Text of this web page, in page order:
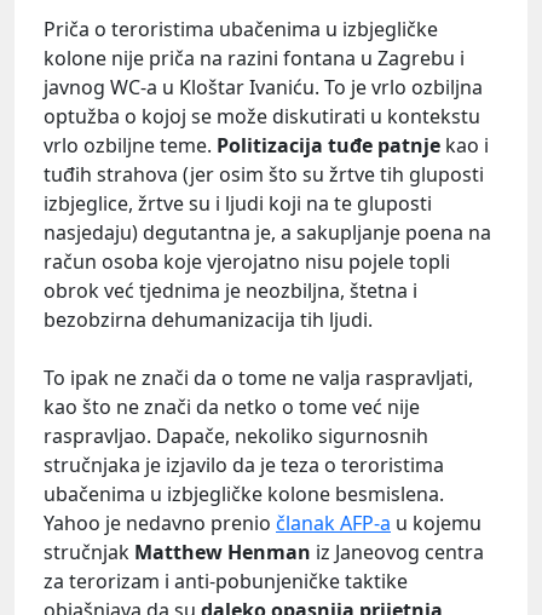
Priča o teroristima ubačenima u izbjegličke
kolone nije priča na razini fontana u Zagrebu i
javnog WC-a u Kloštar Ivaniću. To je vrlo ozbiljna
optužba o kojoj se može diskutirati u kontekstu
vrlo ozbiljne teme. Politizacija tuđe patnje kao i
tuđih strahova (jer osim što su žrtve tih gluposti
izbjeglice, žrtve su i ljudi koji na te gluposti
nasjedaju) degutantna je, a sakupljanje poena na
račun osoba koje vjerojatno nisu pojele topli
obrok već tjednima je neozbiljna, štetna i
bezobzirna dehumanizacija tih ljudi.
To ipak ne znači da o tome ne valja raspravljati,
kao što ne znači da netko o tome već nije
raspravljao. Dapače, nekoliko sigurnosnih
stručnjaka je izjavilo da je teza o teroristima
ubačenima u izbjegličke kolone besmislena.
Yahoo je nedavno prenio članak AFP-a u kojemu
stručnjak Matthew Henman iz Janeovog centra
za terorizam i anti-pobunjeničke taktike